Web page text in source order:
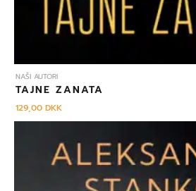
NAŠI AUTORI
TAJNE ZANATA
129,00DKK